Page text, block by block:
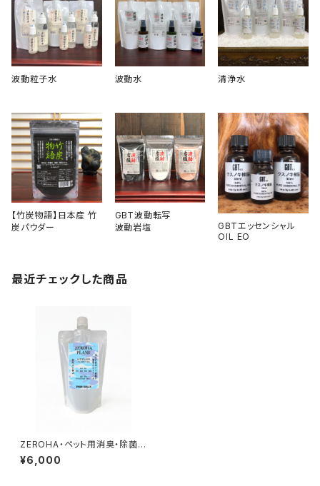
波動粒子水 波動水 清浄水
【竹炭物語】日本産 竹
炭パウダー
GBT波動転写
波動岩塩
GBTエッセンシャル
OIL EO
最近チェックした商品
ZEROHA・ペット用消臭・除菌ス
プレー プレーン(無香料)タイ
プ 詰め替え用 約1L
¥6,000